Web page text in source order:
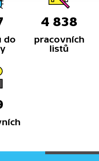
do
4 838
pracovních
listů